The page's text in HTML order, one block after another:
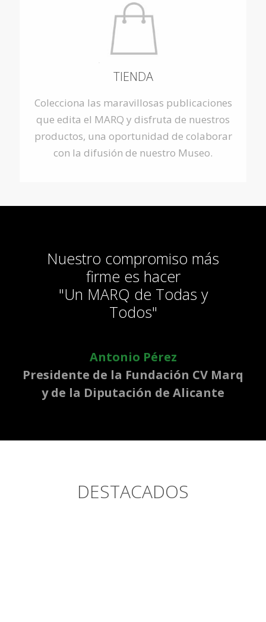
TIENDA
Colecciona las maravillosas publicaciones
que edita el MARQ y disfruta de nuestros
productos, una oportunidad de colaborar
con la difusión de nuestro Museo.
Nuestro compromiso más
firme es hacer
"Un MARQ de Todas y
Todos"
Antonio Pérez
Presidente de la Fundación CV Marq
y de la Diputación de Alicante
DESTACADOS